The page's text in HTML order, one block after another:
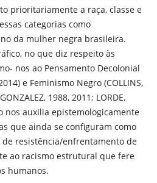
prioritariamente a raça, classe e
categorias como
da mulher negra brasileira.
no que diz respeito às
nos ao Pensamento Decolonial
e Feminismo Negro (COLLINS,
1988, 2011; LORDE,
nos auxilia epistemologicamente
que ainda se configuram como
de resistência/enfrentamento de
ao racismo estrutural que fere
humanos.